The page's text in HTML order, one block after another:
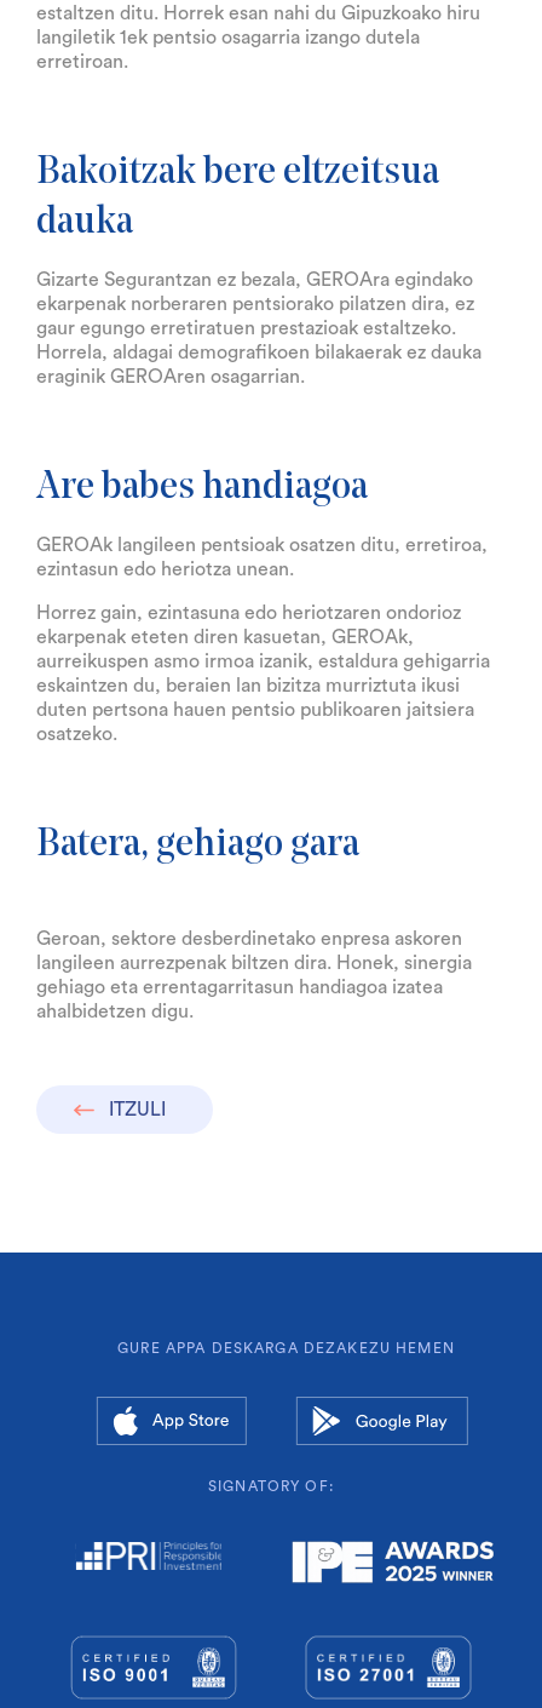
estaltzen ditu. Horrek esan nahi du Gipuzkoako hiru
langiletik 1ek pentsio osagarria izango dutela
erretiroan.
Bakoitzak bere eltzeitsua
dauka
Gizarte Segurantzan ez bezala, GEROAra egindako
ekarpenak norberaren pentsiorako pilatzen dira, ez
gaur egungo erretiratuen prestazioak estaltzeko.
Horrela, aldagai demografikoen bilakaerak ez dauka
eraginik GEROAren osagarrian.
Are babes handiagoa
GEROAk langileen pentsioak osatzen ditu, erretiroa,
ezintasun edo heriotza unean.
Horrez gain, ezintasuna edo heriotzaren ondorioz
ekarpenak eteten diren kasuetan, GEROAk,
aurreikuspen asmo irmoa izanik, estaldura gehigarria
eskaintzen du, beraien lan bizitza murriztuta ikusi
duten pertsona hauen pentsio publikoaren jaitsiera
osatzeko.
Batera, gehiago gara
Geroan, sektore desberdinetako enpresa askoren
langileen aurrezpenak biltzen dira. Honek, sinergia
gehiago eta errentagarritasun handiagoa izatea
ahalbidetzen digu.
ITZULI
GURE APPA DESKARGA DEZAKEZU HEMEN
SIGNATORY OF: